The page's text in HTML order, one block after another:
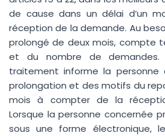
de cause dans un délai d’un
réception de la demande. Au
prolongé de deux mois, compte
et du nombre de demandes.
traitement informe la
prolongation et des motifs du
mois à compter de la
Lorsque la personne concernée
sous une forme électronique,